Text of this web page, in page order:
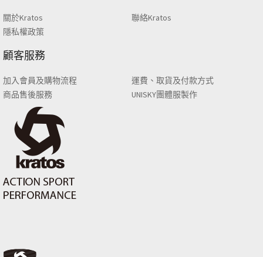
關於Kratos
聯絡Kratos
隱私權政策
顧客服務
加入會員及購物流程
運費、取貨及付款方式
商品售後服務
UNISKY團體服製作